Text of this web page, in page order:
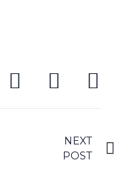
NEXT
POST